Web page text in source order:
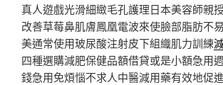
真人遊戲光滑細緻毛孔護理日本美容師親
改善草莓鼻肌膚鳳凰電波來使臉部脂肪不
美通常使用玻尿酸注射皮下組織肌力訓練
四種選購減肥保健品額借貸或是小額急用
錢急用免煩惱不求人中醫減用藥有效地促